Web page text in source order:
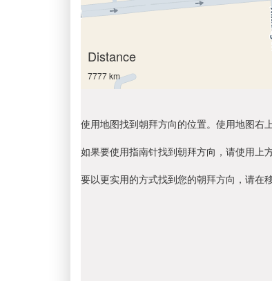
Distance
7777 km
使用地图找到朝拜方向的位置。使用地图右
如果要使用指南针找到朝拜方向，请使用上
要以更实用的方式找到您的朝拜方向，请在